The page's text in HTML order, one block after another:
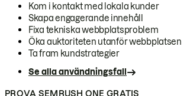
Kom i kontakt med lokala kunder
Skapa engagerande innehåll
Fixa tekniska webbplatsproblem
Öka auktoriteten utanför webbplatsen
Ta fram kundstrategier
Se alla användningsfall
PROVA SEMRUSH ONE GRATIS